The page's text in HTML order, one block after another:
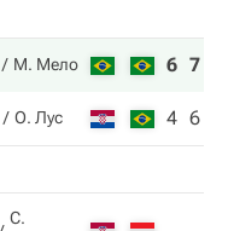
М. Мело 6 7
О. Лус 4 6
С.